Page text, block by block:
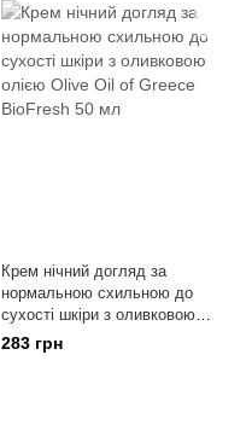
Крем нічний догляд за
нормальною схильною до
сухості шкіри з оливковою
олією Olive Oil of Greece
BioFresh 50 мл
283 грн